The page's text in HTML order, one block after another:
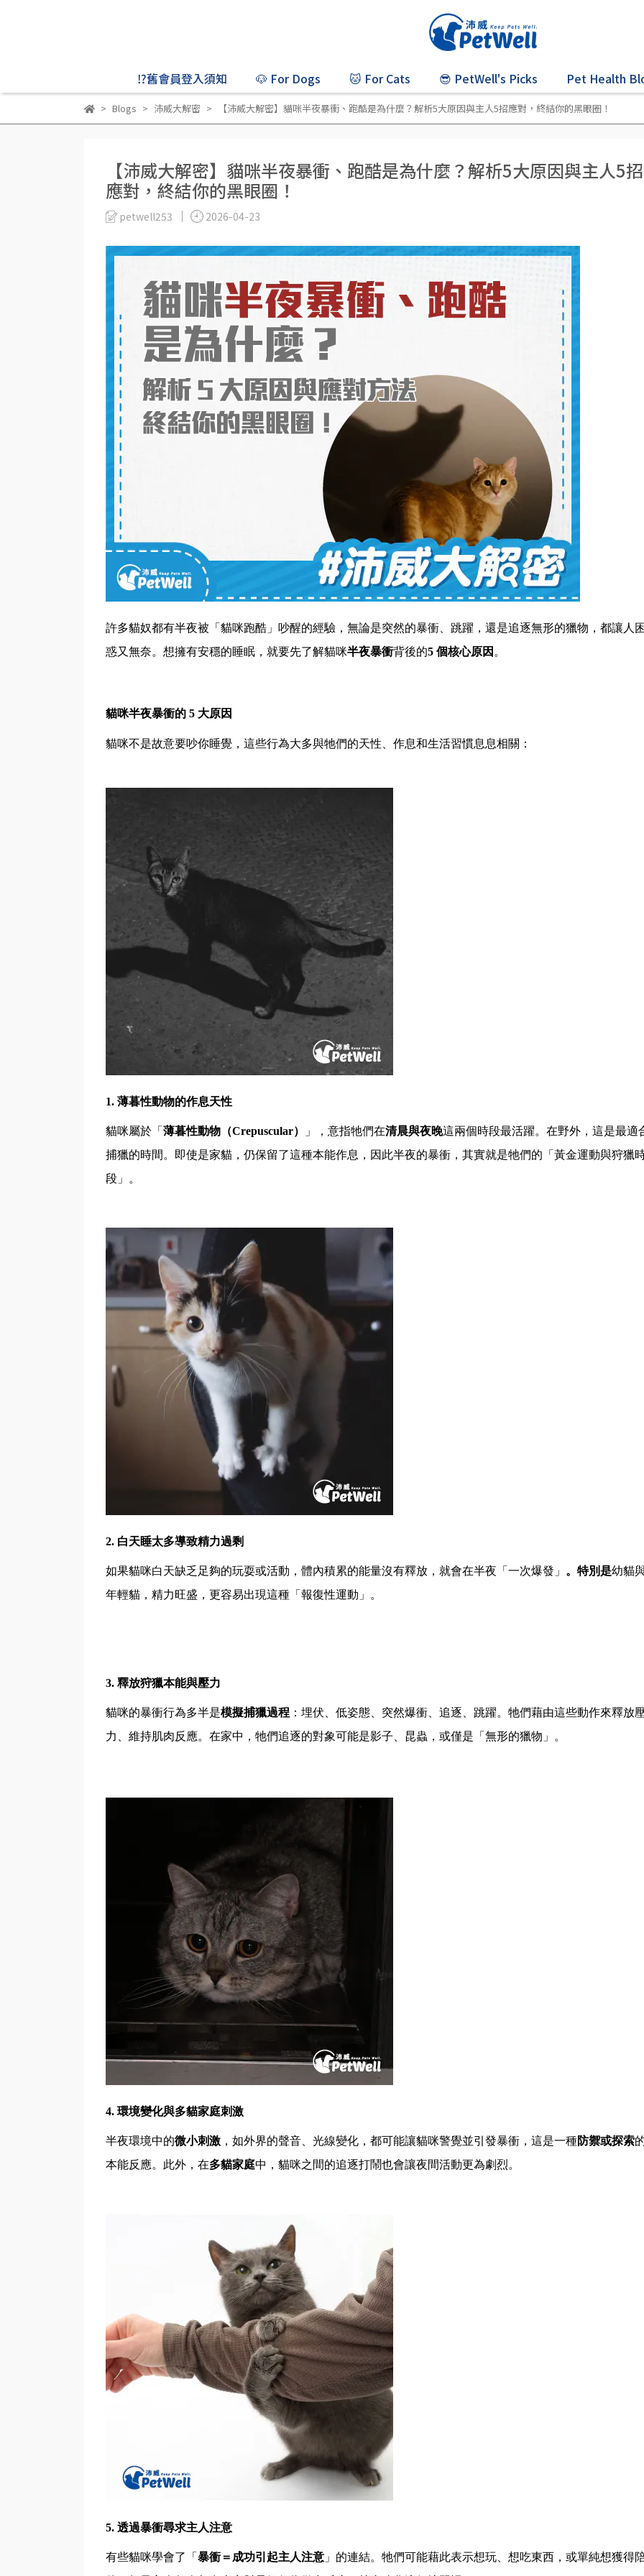
⁉️舊會員登入須知 🐶 For Dogs 🐱 For Cats 😎 PetWell's Picks Pet Health
Blogs 沛威大解密 【沛威大解密】貓咪半夜暴衝、跑酷是為什麼？解析5大原因與主人5招應對，終結你的黑眼圈！
【沛威大解密】貓咪半夜暴衝、跑酷是為什麼？解析5大原因與主人5招
應對，終結你的黑眼圈！
petwell253 2026-04-23
許多貓奴都有半夜被「貓咪跑酷」吵醒的經驗，無論是突然的暴衝、跳躍，還是追逐無形的獵物，都讓人
惑又無奈。想擁有安穩的睡眠，就要先了解貓咪半夜暴衝背後的5 個核心原因 。
貓咪半夜暴衝的 5 大原因
貓咪不是故意要吵你睡覺，這些行為大多與牠們的天性、作息和生活習慣息息相關：
1. 薄暮性動物的作息天性
貓咪屬於「 薄暮性動物（Crepuscular） 」，意指牠們在清晨與夜晚這兩個時段最活躍。在野外，這是最適
捕獵的時間。即使是家貓，仍保留了這種本能作息，因此半夜的暴衝，其實就是牠們的「黃金運動與狩獵
段」。
2. 白天睡太多導致精力過剩
如果貓咪白天缺乏足夠的玩耍或活動，體內積累的能量沒有釋放，就會在半夜「一次爆發」 。特別是幼貓
年輕貓，精力旺盛，更容易出現這種「報復性運動」。
3. 釋放狩獵本能與壓力
貓咪的暴衝行為多半是模擬捕獵過程 ：埋伏、低姿態、突然爆衝、追逐、跳躍。牠們藉由這些動作來釋放
力、維持肌肉反應。在家中，牠們追逐的對象可能是影子、昆蟲，或僅是「無形的獵物」。
4. 環境變化與多貓家庭刺激
半夜環境中的微小刺激 ，如外界的聲音、光線變化，都可能讓貓咪警覺並引發暴衝，這是一種防禦或探索
本能反應。此外，在多貓家庭中，貓咪之間的追逐打鬧也會讓夜間活動更為劇烈。
5. 透過暴衝尋求主人注意
有些貓咪學會了「 暴衝＝成功引起主人注意 」的連結。牠們可能藉此表示想玩、想吃東西，或單純想獲得